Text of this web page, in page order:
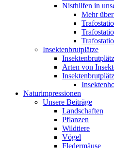
Nisthilfen in
Mehr
Insektenbrutplätze
Arten von
Naturimpressionen
Unsere Beiträge
Landschaften
Pflanzen
Wildtiere
Vögel
Fledermäuse